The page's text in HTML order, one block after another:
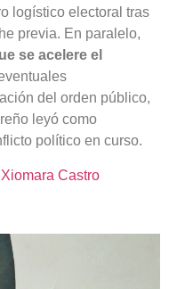
logístico electoral tras
previa. En paralelo,
se acelere el
del orden público,
leyó como
político en curso.
Xiomara Castro